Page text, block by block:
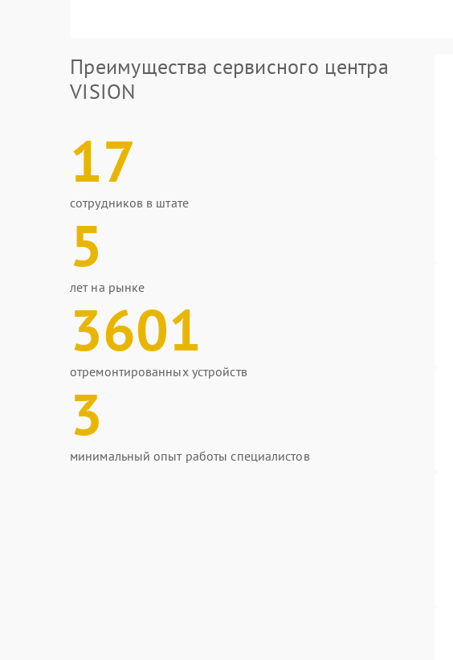
Преимущества сервисного центра
VISION
17
сотрудников в штате
5
лет на рынке
3601
отремонтированных устройств
3
минимальный опыт работы специалистов